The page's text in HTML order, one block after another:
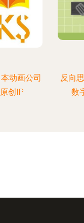
动画公司
创IP
反向
数